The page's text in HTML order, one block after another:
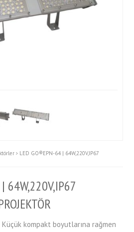
LED GO®EPN-64 | 64W,220V,IP67
64W,220V,IP67
kompakt boyutlarına rağmen